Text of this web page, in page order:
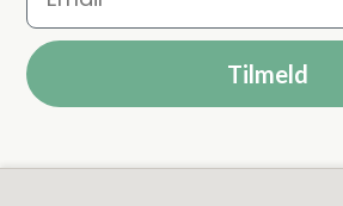
Tilmeld